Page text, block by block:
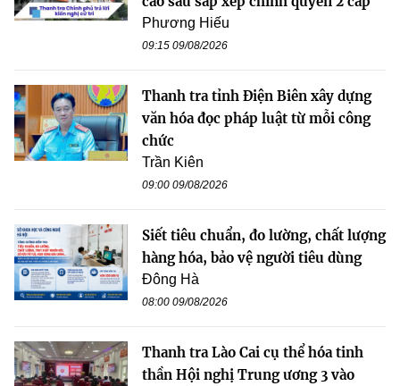
Phương Hiếu
09:15 09/08/2026
Thanh tra tỉnh Điện Biên xây dựng
văn hóa đọc pháp luật từ mỗi công
chức
Trần Kiên
09:00 09/08/2026
Siết tiêu chuẩn, đo lường, chất lượng
hàng hóa, bảo vệ người tiêu dùng
Đông Hà
08:00 09/08/2026
Thanh tra Lào Cai cụ thể hóa tinh
thần Hội nghị Trung ương 3 vào